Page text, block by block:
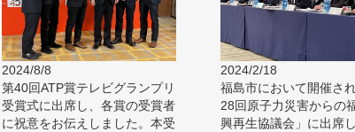
2024/8/8
第40回ATP賞テレビグランプリ
受賞式に出席し、各賞の受賞者
に祝意をお伝えしました。本受
2024/2/18
福島市において開催さ
28回原子力災害からの
興再生協議会」に出席